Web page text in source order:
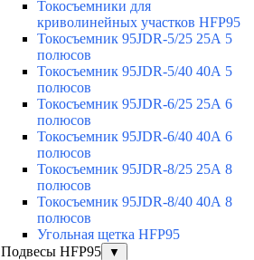
Токосъемники для
криволинейных участков HFP95
Токосъемник 95JDR-5/25 25А 5
полюсов
Токосъемник 95JDR-5/40 40А 5
полюсов
Токосъемник 95JDR-6/25 25А 6
полюсов
Токосъемник 95JDR-6/40 40А 6
полюсов
Токосъемник 95JDR-8/25 25А 8
полюсов
Токосъемник 95JDR-8/40 40А 8
полюсов
Угольная щетка HFP95
Подвесы HFP95
▼